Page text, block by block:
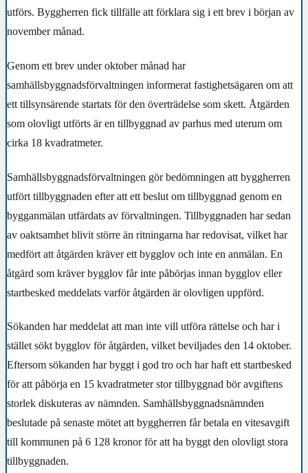
utförs. Byggherren fick tillfälle att förklara sig i ett brev i början av
november månad.
Genom ett brev under oktober månad har
samhällsbyggnadsförvaltningen informerat fastighetsägaren om att
ett tillsynsärende startats för den överträdelse som skett. Åtgärden
som olovligt utförts är en tillbyggnad av parhus med uterum om
cirka 18 kvadratmeter.
Samhällsbyggnadsförvaltningen gör bedömningen att byggherren
utfört tillbyggnaden efter att ett beslut om tillbyggnad genom en
bygganmälan utfärdats av förvaltningen. Tillbyggnaden har sedan
av oaktsamhet blivit större än ritningarna har redovisat, vilket har
medfört att åtgärden kräver ett bygglov och inte en anmälan. En
åtgärd som kräver bygglov får inte påbörjas innan bygglov eller
startbesked meddelats varför åtgärden är olovligen uppförd.
Sökanden har meddelat att man inte vill utföra rättelse och har i
stället sökt bygglov för åtgärden, vilket beviljades den 14 oktober.
Eftersom sökanden har byggt i god tro och har haft ett startbesked
för att påbörja en 15 kvadratmeter stor tillbyggnad bör avgiftens
storlek diskuteras av nämnden. Samhällsbyggnadsnämnden
beslutade på senaste mötet att byggherren får betala en vitesavgift
till kommunen på 6 128 kronor för att ha byggt den olovligt stora
tillbyggnaden.